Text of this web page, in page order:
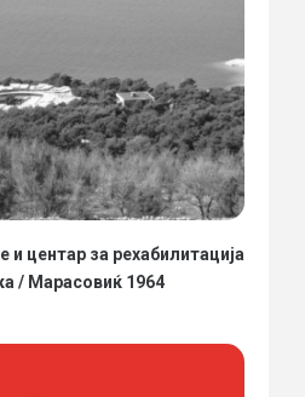
центар за рехабилитација
/ Марасовиќ 1964